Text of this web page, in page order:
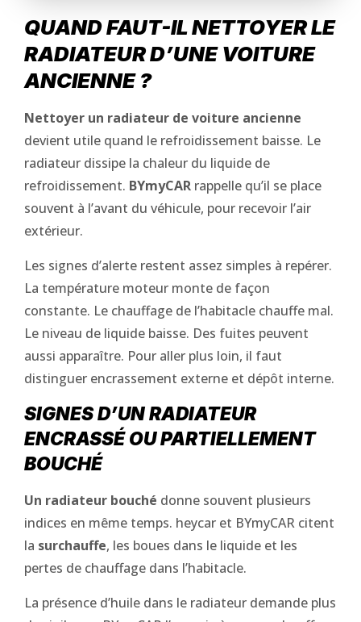
QUAND FAUT-IL NETTOYER LE
RADIATEUR D’UNE VOITURE
ANCIENNE ?
Nettoyer un radiateur de voiture ancienne
devient utile quand le refroidissement baisse. Le
radiateur dissipe la chaleur du liquide de
refroidissement. BYmyCAR rappelle qu’il se place
souvent à l’avant du véhicule, pour recevoir l’air
extérieur.
Les signes d’alerte restent assez simples à repérer.
La température moteur monte de façon
constante. Le chauffage de l’habitacle chauffe mal.
Le niveau de liquide baisse. Des fuites peuvent
aussi apparaître. Pour aller plus loin, il faut
distinguer encrassement externe et dépôt interne.
SIGNES D’UN RADIATEUR
ENCRASSÉ OU PARTIELLEMENT
BOUCHÉ
Un radiateur bouché donne souvent plusieurs
indices en même temps. heycar et BYmyCAR citent
la surchauffe, les boues dans le liquide et les
pertes de chauffage dans l’habitacle.
La présence d’huile dans le radiateur demande plus